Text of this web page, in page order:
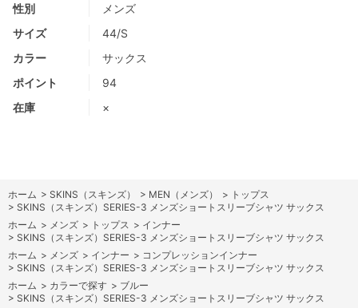
性別
メンズ
サイズ
44/S
カラー
サックス
ポイント
94
在庫
×
ホーム > SKINS（スキンズ） > MEN（メンズ） > トップス
> SKINS（スキンズ）SERIES-3 メンズショートスリーブシャツ サックス
ホーム > メンズ > トップス > インナー
> SKINS（スキンズ）SERIES-3 メンズショートスリーブシャツ サックス
ホーム > メンズ > インナー > コンプレッションインナー
> SKINS（スキンズ）SERIES-3 メンズショートスリーブシャツ サックス
ホーム > カラーで探す > ブルー
> SKINS（スキンズ）SERIES-3 メンズショートスリーブシャツ サックス